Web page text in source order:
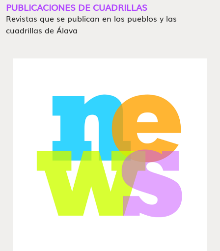
PUBLICACIONES DE CUADRILLAS
Revistas que se publican en los pueblos y las
cuadrillas de Álava